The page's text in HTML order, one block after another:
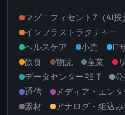
マグニフィセント7（AI投
インフラストラクチャー
ヘルスケア
小売 IT
飲食
物流 産業
データセンターREIT
公
通信
メディア・エン
素材
アナログ・組込